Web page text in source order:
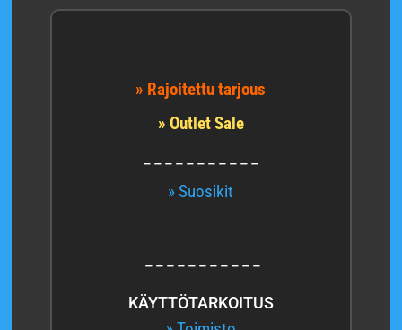
» Rajoitettu tarjous
» Outlet Sale
» Suosikit
KÄYTTÖTARKOITUS